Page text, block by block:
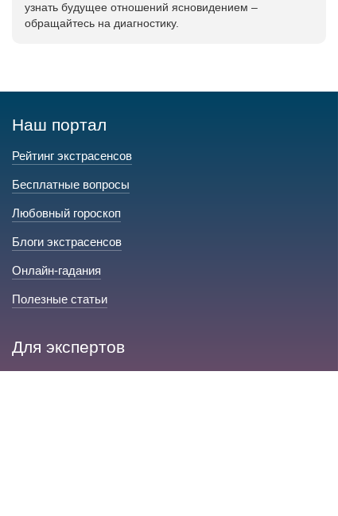
узнать будущее отношений ясновидением –
обращайтесь на диагностику.
Наш портал
Рейтинг экстрасенсов
Бесплатные вопросы
Любовный гороскоп
Блоги экстрасенсов
Онлайн-гадания
Полезные статьи
Для экспертов